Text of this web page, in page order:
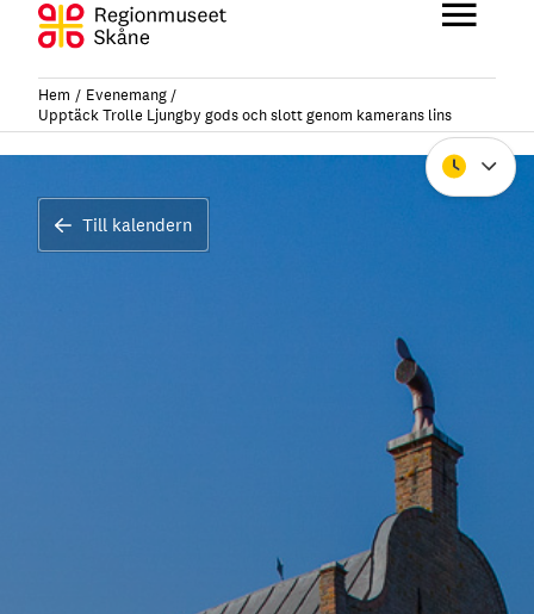
Hoppa
Stäng
Hem
Evenemang
Upptäck Trolle Ljungby gods och slott genom kamerans lins
Till kalendern